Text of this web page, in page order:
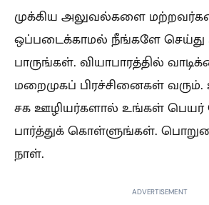
முக்கிய அலுவல்களை
ஒப்படைக்காமல் நீங்களே செய்து
பாருங்கள். வியாபாரத்தில்
மறைமுகப் பிரச்சினைகள்
சக ஊழியர்களால் உங்கள் பெயர்
பார்த்துக் கொள்ளுங்கள்.
நாள்.
ADVERTISEMENT